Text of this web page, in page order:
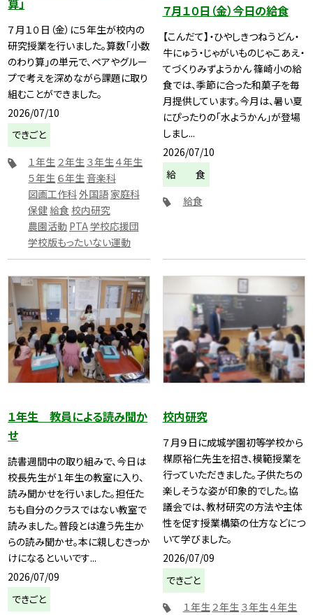
算」
７月１０日（金）に５年生が校内の
研究授業を行いました。算数「小数
のわり算」の単元で、ペアやグルー
プで考えを深めながら課題に取り
組むことができました。
2026/07/10
できごと
１年生 ２年生 ３年生４年生
５年生 ６年生 音楽科
図画工作科外国語 家庭科
保健 給食 校内研究
農園活動 PTA学校応援団
学校版もったいない運動
７月１０日（金）今日の給食
【こんだて】・ひやしきつねうどん・
牛にゅう・じゃがいものじゃこあえ・
てづくりみずようかん 篠崎小の給
食では、季節に合った和菓子を毎
月提供しています。今月は、暑い夏
にぴったりの「水ようかん」が登場
しまし...
2026/07/10
給 食
給食
１年生 教員による読み聞か
せ
読書週間中の取り組みで、今日は
校長先生が１年生の教室に入り、
読み聞かせを行いました。担任た
ちも自分のクラスではない教室で
読みました。普段とは違う先生か
らの読み聞かせ。本に親しむきっか
けになるといいです...
2026/07/09
できごと
校内研究
７月９日に成城学園初等学校から
楳原裕仁先生を招き、模範授業を
行っていただきました。子供たちの
楽しそうな姿が印象的でした。協
議会では、教材研究の方法や主体
性を促す授業構築の仕方などにつ
いて学びました。
2026/07/09
できごと
１年生２年生 ３年生４年生